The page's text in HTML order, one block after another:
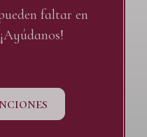
faltar en